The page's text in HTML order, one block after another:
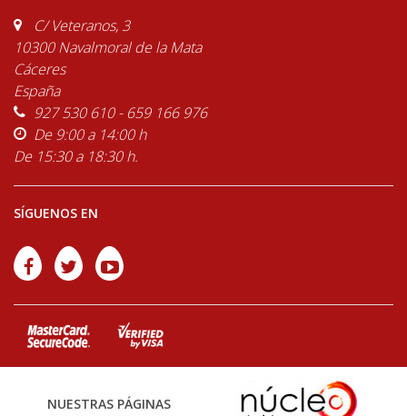
C/ Veteranos, 3
10300 Navalmoral de la Mata
Cáceres
España
927 530 610 - 659 166 976
De 9:00 a 14:00 h
De 15:30 a 18:30 h.
SÍGUENOS EN
NUESTRAS PÁGINAS